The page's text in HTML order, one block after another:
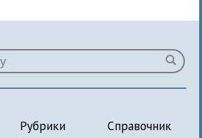
Рубрики Справочник